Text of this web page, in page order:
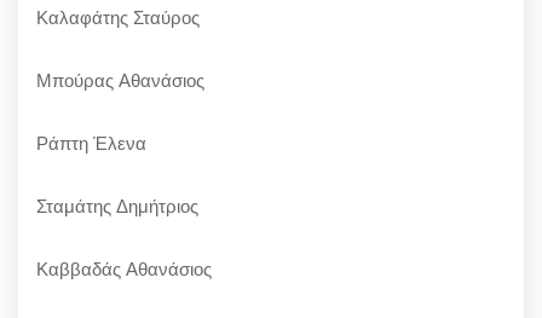
Καλαφάτης Σταύρος
Μπούρας Αθανάσιος
Ράπτη Έλενα
Σταμάτης Δημήτριος
Καββαδάς Αθανάσιος